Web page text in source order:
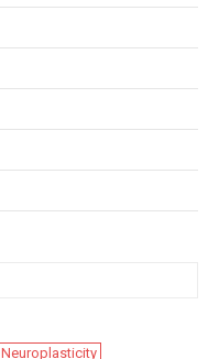
Neuroplasticity